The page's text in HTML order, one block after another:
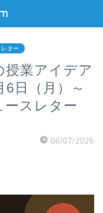
ター
授業アイデア
6日（月）～
ースレター
06/07/2026